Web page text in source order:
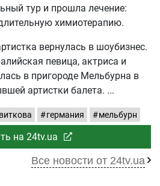
тур и прошла лечение:
химиотерапию.
вернулась в шоубизнес.
певица, актриса и
в пригороде Мельбурна в
артистки балета.
германия мельбурн
на 24tv.ua
Все новости от 24tv.ua